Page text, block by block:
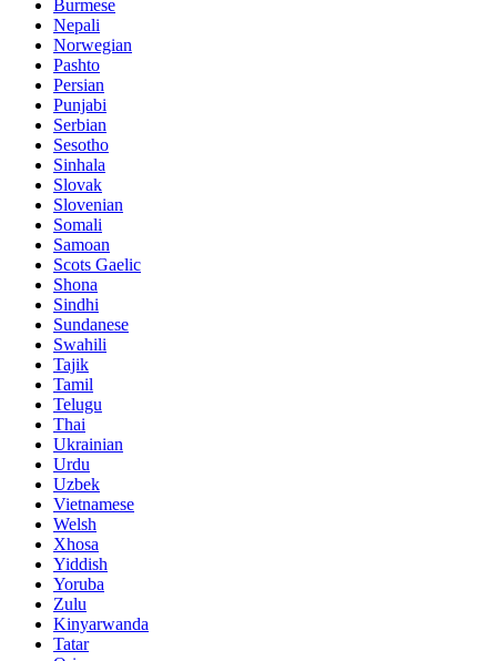
Burmese
Nepali
Norwegian
Pashto
Persian
Punjabi
Serbian
Sesotho
Sinhala
Slovak
Slovenian
Somali
Samoan
Scots Gaelic
Shona
Sindhi
Sundanese
Swahili
Tajik
Tamil
Telugu
Thai
Ukrainian
Urdu
Uzbek
Vietnamese
Welsh
Xhosa
Yiddish
Yoruba
Zulu
Kinyarwanda
Tatar